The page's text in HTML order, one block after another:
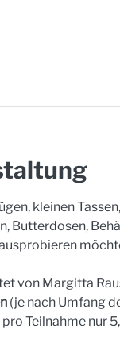
kleinen
Butterdosen,
von Margitta
(je nach Umfang
Teilnahme nur